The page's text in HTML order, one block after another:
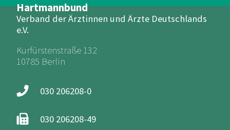
Hartmannbund
Verband der Ärztinnen und Ärzte Deutschlands
e.V.
Kurfürstenstraße 132
10785 Berlin
030 206208-0
030 206208-49